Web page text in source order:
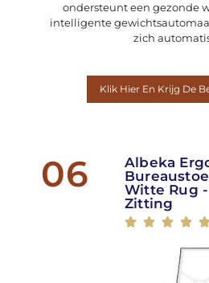
ondersteunt een gezonde
intelligente
zich
Klik Hier En Krijg De
06
Albeka
Witte Rug
Zitting
   